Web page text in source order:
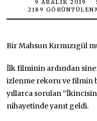
9 ARALIK 2019
2189
Bir Mahsun Kırmızıgül
İlk filminin ardından
izlenme rekoru ve filmin
yıllarca sorulan
nihayetinde yanıt geldi.